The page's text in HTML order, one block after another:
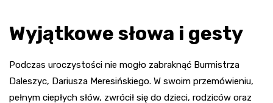
Wyjątkowe słowa i gesty
Podczas uroczystości nie mogło zabraknąć Burmistrza
Daleszyc, Dariusza Meresińskiego. W swoim przemówieniu,
pełnym ciepłych słów, zwrócił się do dzieci, rodziców oraz